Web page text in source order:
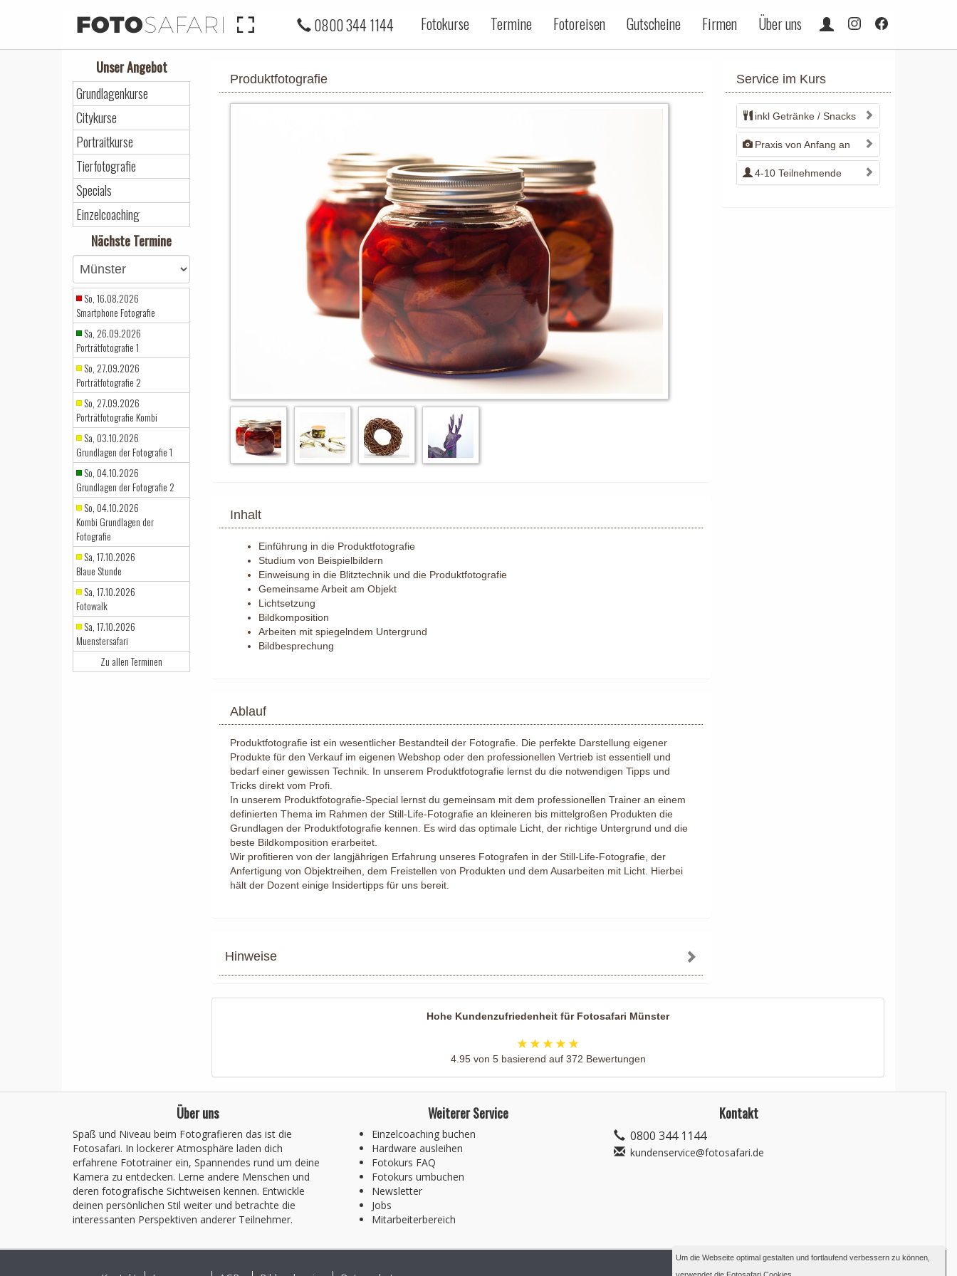
Um die Webseite optimal gestalten und fortlaufend verbessern zu können,
FOTOSAFARI 0800 344 1144 Fotokurse Termine Fotoreisen Gutscheine Firmen Über uns
Unser Angebot
Grundlagenkurse
Citykurse
Portraitkurse
Tierfotografie
Specials
Einzelcoaching
Nächste Termine
So, 16.08.2026
Smartphone Fotografie
Sa, 26.09.2026
Porträtfotografie 1
So, 27.09.2026
Porträtfotografie 2
So, 27.09.2026
Porträtfotografie Kombi
Sa, 03.10.2026
Grundlagen der Fotografie 1
So, 04.10.2026
Grundlagen der Fotografie 2
So, 04.10.2026
Kombi Grundlagen der
Fotografie
Sa, 17.10.2026
Blaue Stunde
Sa, 17.10.2026
Fotowalk
Sa, 17.10.2026
Muenstersafari
Zu allen Terminen
Produktfotografie
Inhalt
Einführung in die Produktfotografie
Studium von Beispielbildern
Einweisung in die Blitztechnik und die Produktfotografie
Gemeinsame Arbeit am Objekt
Lichtsetzung
Bildkomposition
Arbeiten mit spiegelndem Untergrund
Bildbesprechung
Ablauf
Produktfotografie ist ein wesentlicher Bestandteil der Fotografie. Die perfekte Darstellung eigener
Produkte für den Verkauf im eigenen Webshop oder den professionellen Vertrieb ist essentiell und
bedarf einer gewissen Technik. In unserem Produktfotografie lernst du die notwendigen Tipps und
Tricks direkt vom Profi.
In unserem Produktfotografie-Special lernst du gemeinsam mit dem professionellen Trainer an einem
definierten Thema im Rahmen der Still-Life-Fotografie an kleineren bis mittelgroßen Produkten die
Grundlagen der Produktfotografie kennen. Es wird das optimale Licht, der richtige Untergrund und die
beste Bildkomposition erarbeitet.
Wir profitieren von der langjährigen Erfahrung unseres Fotografen in der Still-Life-Fotografie, der
Anfertigung von Objektreihen, dem Freistellen von Produkten und dem Ausarbeiten mit Licht. Hierbei
hält der Dozent einige Insidertipps für uns bereit.
Hinweise
Service im Kurs
inkl Getränke / Snacks
Praxis von Anfang an
4-10 Teilnehmende
Hohe Kundenzufriedenheit für Fotosafari Münster
4.95von 5 basierend auf 372 Bewertungen
Über uns
Spaß und Niveau beim Fotografieren das ist die
Fotosafari. In lockerer Atmosphäre laden dich
erfahrene Fototrainer ein, Spannendes rund um deine
Kamera zu entdecken. Lerne andere Menschen und
deren fotografische Sichtweisen kennen. Entwickle
deinen persönlichen Stil weiter und betrachte die
interessanten Perspektiven anderer Teilnehmer.
Weiterer Service
Einzelcoaching buchen
Hardware ausleihen
Fotokurs FAQ
Fotokurs umbuchen
Newsletter
Jobs
Mitarbeiterbereich
Kontakt
0800 344 1144
kundenservice@fotosafari.de